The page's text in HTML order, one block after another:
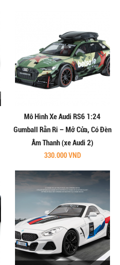
Mô Hình Xe Audi RS6 1:24
Gumball Rằn Ri – Mở Cửa, Có Đèn
Âm Thanh (xe Audi 2)
330.000 VND